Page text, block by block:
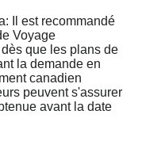
Il est recommandé
Voyage
que les plans de
la demande en
canadien
peuvent s'assurer
avant la date